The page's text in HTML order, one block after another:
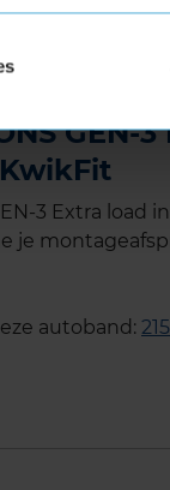
die banden
banden zijn
GEN-
3 Extra load
je
autoband: